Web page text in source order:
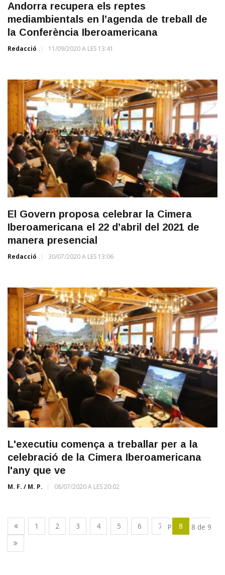
Andorra recupera els reptes
mediambientals en l’agenda de treball de
la Conferència Iberoamericana
Redacció 11/09/2020 A LES 13:41
El Govern proposa celebrar la Cimera
Iberoamericana el 22 d’abril del 2021 de
manera presencial
Redacció 30/07/2020 A LES 13:06
L'executiu comença a treballar per a la
celebració de la Cimera Iberoamericana
l'any que ve
M. F. / M. P. 08/07/2020 A LES 20:02
1 2 3 4 5 6 7 8 9
Pàgina 8 de 9